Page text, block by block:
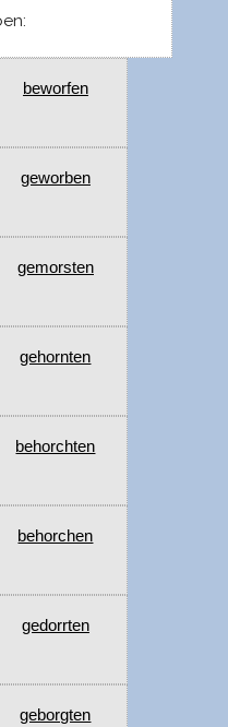
beworfen
geworben
gemorsten
gehornten
behorchten
behorchen
gedorrten
geborgten